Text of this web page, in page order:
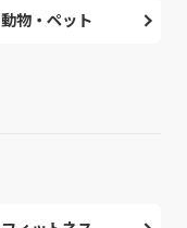
動物・ペット